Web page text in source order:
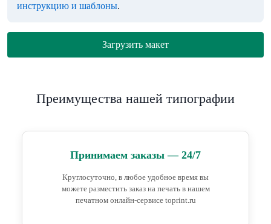
инструкцию и шаблоны.
Загрузить макет
Преимущества нашей типографии
Принимаем заказы — 24/7
Круглосуточно, в любое удобное время вы
можете разместить заказ на печать в нашем
печатном онлайн-сервисе toprint.ru